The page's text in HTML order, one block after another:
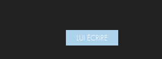
LUI ÉCRIRE